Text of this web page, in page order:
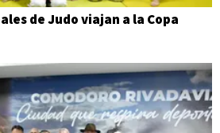
de Judo viajan a la Copa